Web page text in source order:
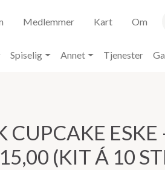
Medlemmer Kart Om
Spiselig Annet Tjenester
CUPCAKE ESKE
(KIT Á 10